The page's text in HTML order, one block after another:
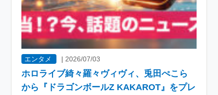
エンタメ | 2026/07/03
ホロライブ綺々羅々ヴィヴィ、兎田ぺこら
から『ドラゴンボールZ KAKAROT』をプレ